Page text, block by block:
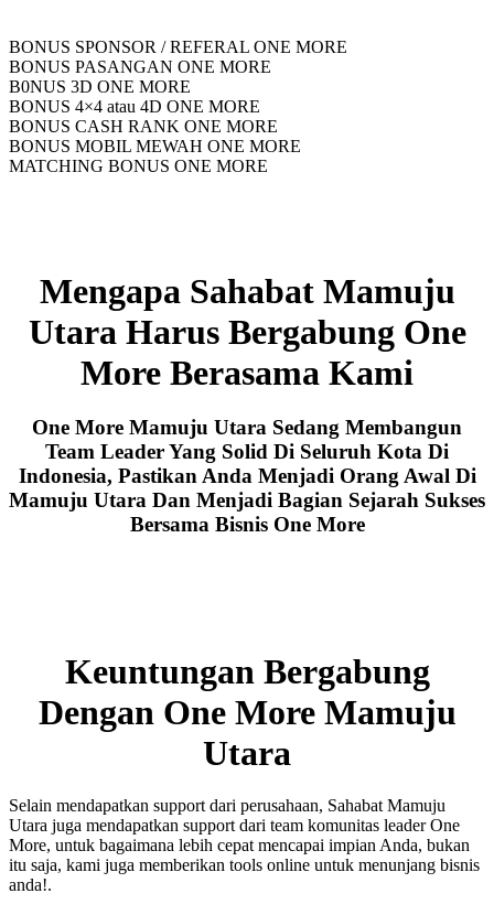
BONUS SPONSOR / REFERAL ONE MORE
BONUS PASANGAN ONE MORE
B0NUS 3D ONE MORE
BONUS 4×4 atau 4D ONE MORE
BONUS CASH RANK ONE MORE
BONUS MOBIL MEWAH ONE MORE
MATCHING BONUS ONE MORE
Mengapa Sahabat Mamuju
Utara Harus Bergabung One
More Berasama Kami
One More Mamuju Utara Sedang Membangun
Team Leader Yang Solid Di Seluruh Kota Di
Indonesia, Pastikan Anda Menjadi Orang Awal Di
Mamuju Utara Dan Menjadi Bagian Sejarah Sukses
Bersama Bisnis One More
Keuntungan Bergabung
Dengan One More Mamuju
Utara
Selain mendapatkan support dari perusahaan, Sahabat Mamuju
Utara juga mendapatkan support dari team komunitas leader One
More, untuk bagaimana lebih cepat mencapai impian Anda, bukan
itu saja, kami juga memberikan tools online untuk menunjang bisnis
anda!.